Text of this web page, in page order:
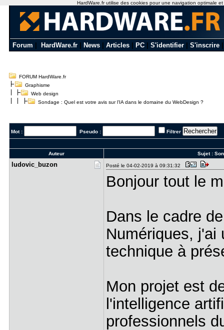
Forum HardWare.fr News Articles PC S'identifier S'inscrire
FORUM HardWare.fr
Graphisme
Web design
Sondage : Quel est votre avis sur l'IA dans le domaine du WebDesign ?
Mot : Pseudo : Filtrer
Auteur Sujet :
ludovic_bu​zon Posté le 04-02-2019 à 09:31:32
Bonjour tout le
Dans le cadre
Numériques, j'ai
technique à
Mon projet est
l'intelligence
professionnels
HardWare.fr utilise des cookies pour une navigation optimale